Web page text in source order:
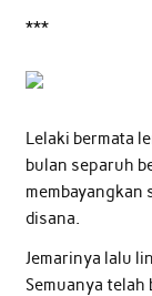
***
Lelaki bermata
bulan separuh
membayangkan
disana.
Jemarinya lalu
Semuanya telah